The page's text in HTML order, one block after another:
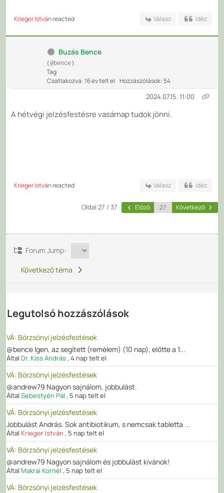
Krieger Istvánreacted Válasz Idéz
Buzás Bence
(@bence)
Tag
Csatlakozva: 16 év telt el Hozzászólások: 54
2024.07.15. 11:00
A hétvégi jelzésfestésre vasárnap tudok jönni.
Krieger Istvánreacted Válasz Idéz
Oldal 27 / 37 Előző Következő
Forum Jump:
Következő téma
Legutolsó hozzászólások
VÁ: Börzsönyi jelzésfestések
@bence Igen, az segített (remélem) (10 nap), előtte a 1...
Által Dr. Kiss András, 4 nap telt el
VÁ: Börzsönyi jelzésfestések
@andrew79 Nagyon sajnálom, jobbulást.
Által Sebestyén Pál , 5 nap telt el
VÁ: Börzsönyi jelzésfestések
Jobbulást András. Sok antibiotikum, s nemcsak tabletta ...
Által Krieger István , 5 nap telt el
VÁ: Börzsönyi jelzésfestések
@andrew79 Nagyon sajnálom és jobbulást kívánok!
Által Makrai Kornél , 5 nap telt el
VÁ: Börzsönyi jelzésfestések